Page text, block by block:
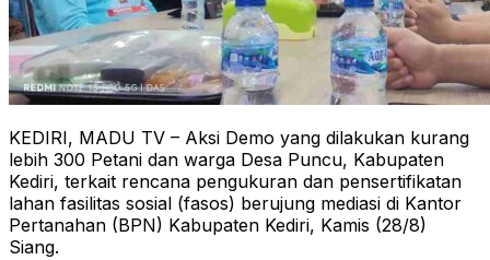
KEDIRI, MADU TV – Aksi Demo yang dilakukan kurang
lebih 300 Petani dan warga Desa Puncu, Kabupaten
Kediri, terkait rencana pengukuran dan pensertifikatan
lahan fasilitas sosial (fasos) berujung mediasi di Kantor
Pertanahan (BPN) Kabupaten Kediri, Kamis (28/8)
Siang.